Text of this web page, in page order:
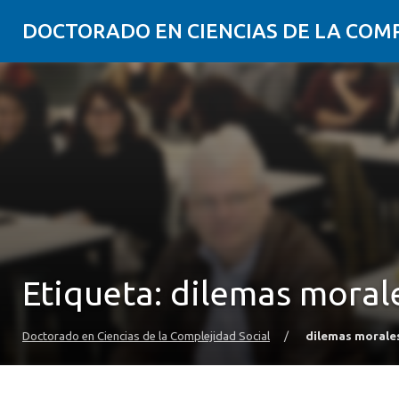
DOCTORADO EN CIENCIAS DE LA
Etiqueta: dilemas
Doctorado en Ciencias de la Complejidad Social / dilemas